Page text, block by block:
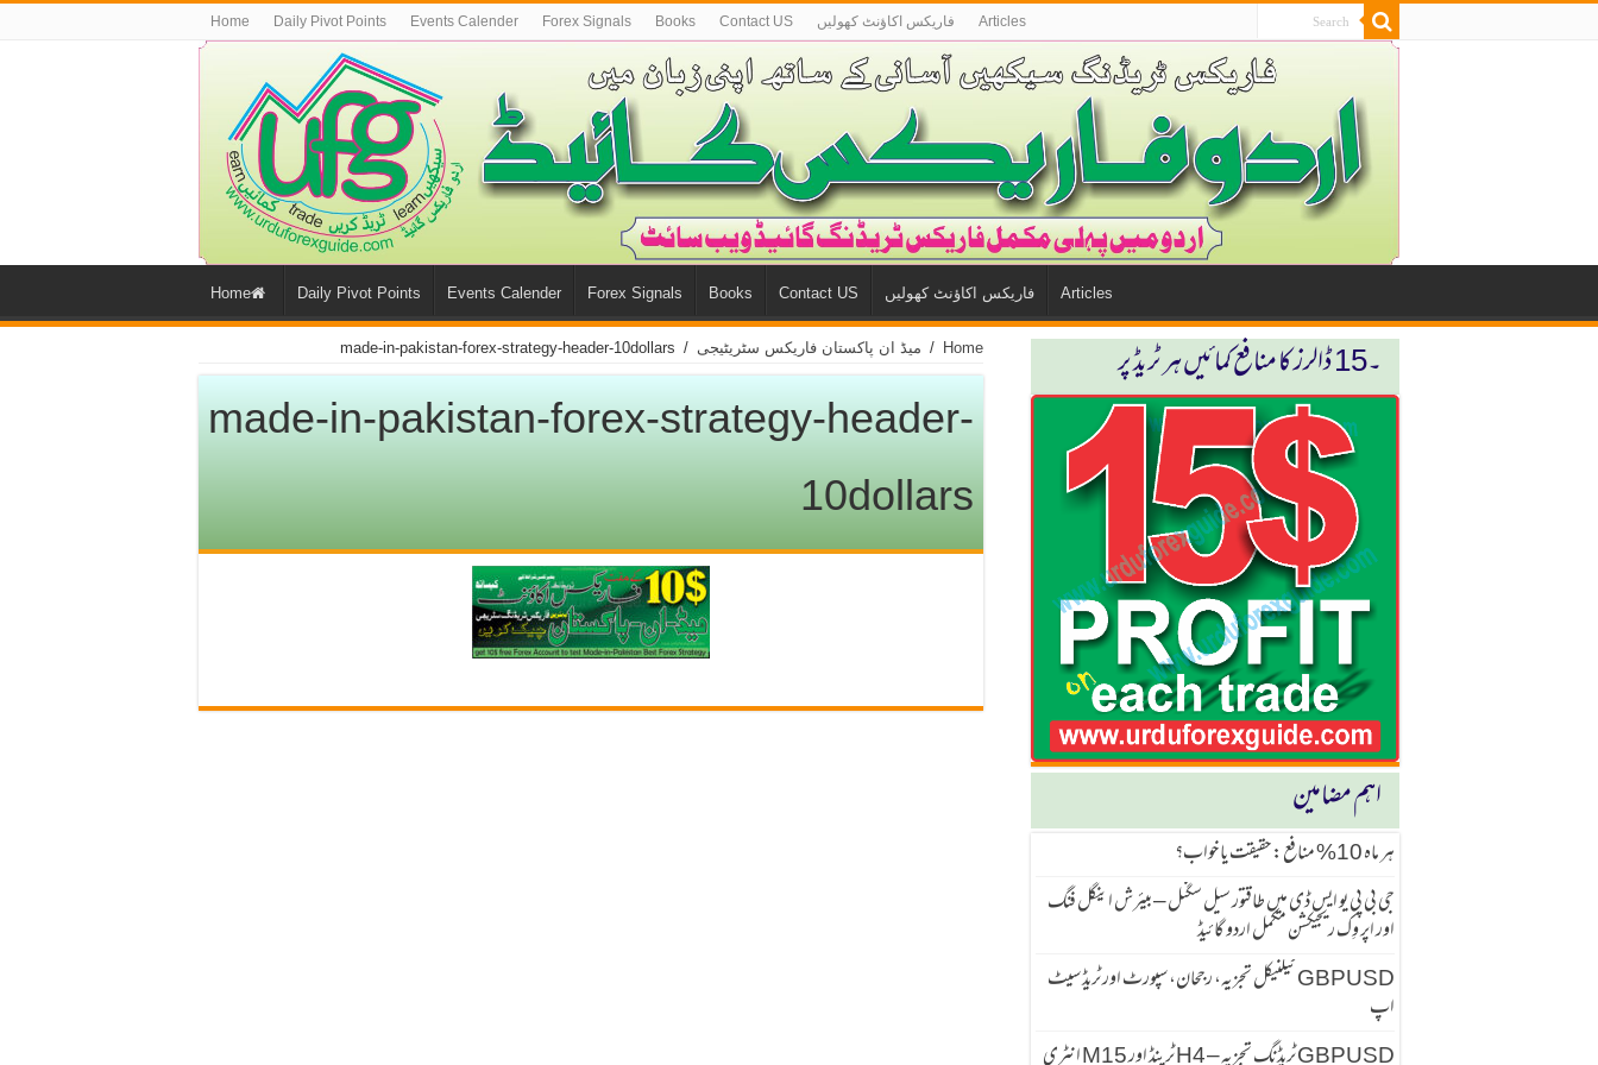
Home Daily Pivot Points Events Calender Forex Signals Books Contact US فاريكس اكاؤنٹ كھوليں Articles
Home Daily Pivot Points Events Calender Forex Signals Books Contact US فاريكس اكاؤنٹ كھوليں Articles
Home
/ میڈ ان پاكستان فاریكس سٹریٹیجی /
made-in-pakistan-forex-strategy-header-10dollars
made-in-pakistan-forex-strategy-header-
10dollars
۔15 ڈالرز كا منافع كمائیں ہر ٹریڈ پر
اہم مضامین
ہر ماہ 10% منافع: حقیقت یا خواب؟
جی بی پی یو ایس ڈی میں طاقتور سیل سگنل – بیئرش اینگل فنگ
اور اپر وِک ریجیکشن مکمل اردو گائیڈ
GBPUSD ٹیکنیکل تجزیہ، رجحان، سپورٹ اور ٹریڈ سیٹ
اپ